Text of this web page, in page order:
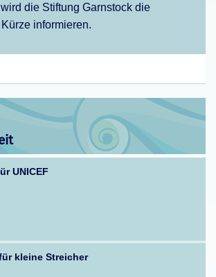
die Stiftung Garnstock die
informieren.
UNICEF
kleine Streicher